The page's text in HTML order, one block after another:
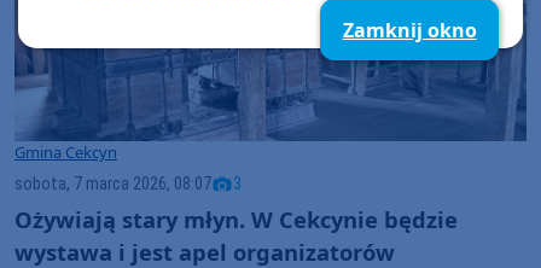
Gmina Cekcyn
sobota, 7 marca 2026, 08:07 3
Ożywiają stary młyn. W Cekcynie będzie
wystawa i jest apel organizatorów
Zamknij okno